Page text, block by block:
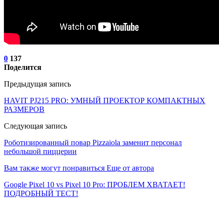
0 137
Поделится
Предыдущая запись
HAVIT PJ215 PRO: УМНЫЙ ПРОЕКТОР КОМПАКТНЫХ
РАЗМЕРОВ
Следующая запись
Роботизированный повар Pizzaiola заменит персонал
небольшой пиццерии
Вам также могут понравиться Еще от автора
Google Pixel 10 vs Pixel 10 Pro: ПРОБЛЕМ ХВАТАЕТ!
ПОДРОБНЫЙ ТЕСТ!